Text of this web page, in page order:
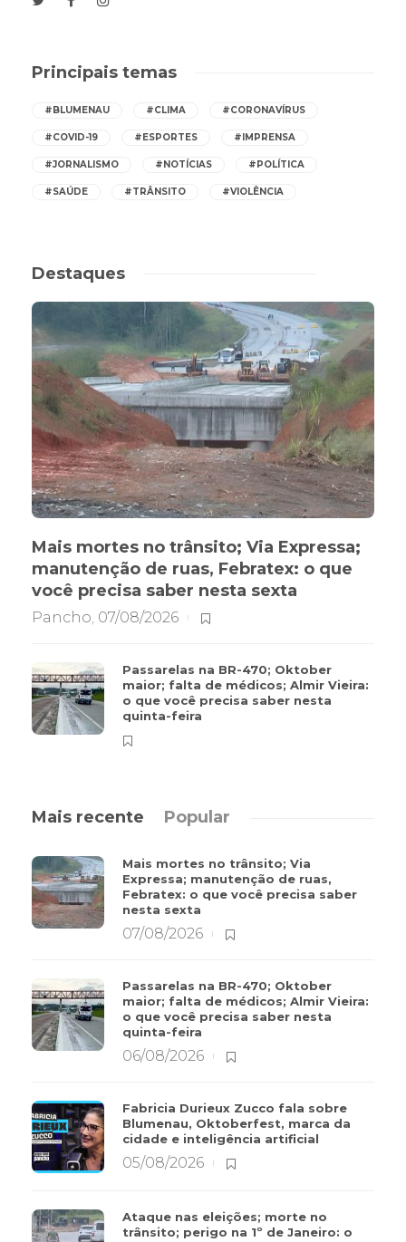
Principais temas
#BLUMENAU #CLIMA #CORONAVÍRUS
#COVID-19 #ESPORTES #IMPRENSA
#JORNALISMO #NOTÍCIAS #POLÍTICA
#SAÚDE #TRÂNSITO #VIOLÊNCIA
Destaques
Mais mortes no trânsito; Via Expressa;
manutenção de ruas, Febratex: o que
você precisa saber nesta sexta
Pancho, 07/08/2026
Passarelas na BR-470; Oktober
maior; falta de médicos; Almir Vieira:
o que você precisa saber nesta
quinta-feira
Mais recente Popular
Mais mortes no trânsito; Via
Expressa; manutenção de ruas,
Febratex: o que você precisa saber
nesta sexta
07/08/2026
Passarelas na BR-470; Oktober
maior; falta de médicos; Almir Vieira:
o que você precisa saber nesta
quinta-feira
06/08/2026
Fabricia Durieux Zucco fala sobre
Blumenau, Oktoberfest, marca da
cidade e inteligência artificial
05/08/2026
Ataque nas eleições; morte no
trânsito; perigo na 1º de Janeiro: o